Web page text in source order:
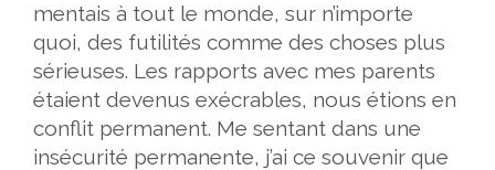
mentais à tout le monde, sur n’importe
quoi, des futilités comme des choses plus
sérieuses. Les rapports avec mes parents
étaient devenus exécrables, nous étions en
conflit permanent. Me sentant dans une
insécurité permanente, j’ai ce souvenir que